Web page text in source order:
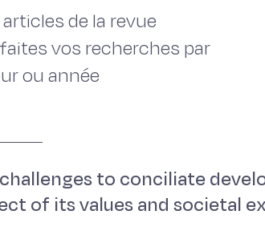
de la revue
vos recherches par
ou année
to conciliate
of its values and societal